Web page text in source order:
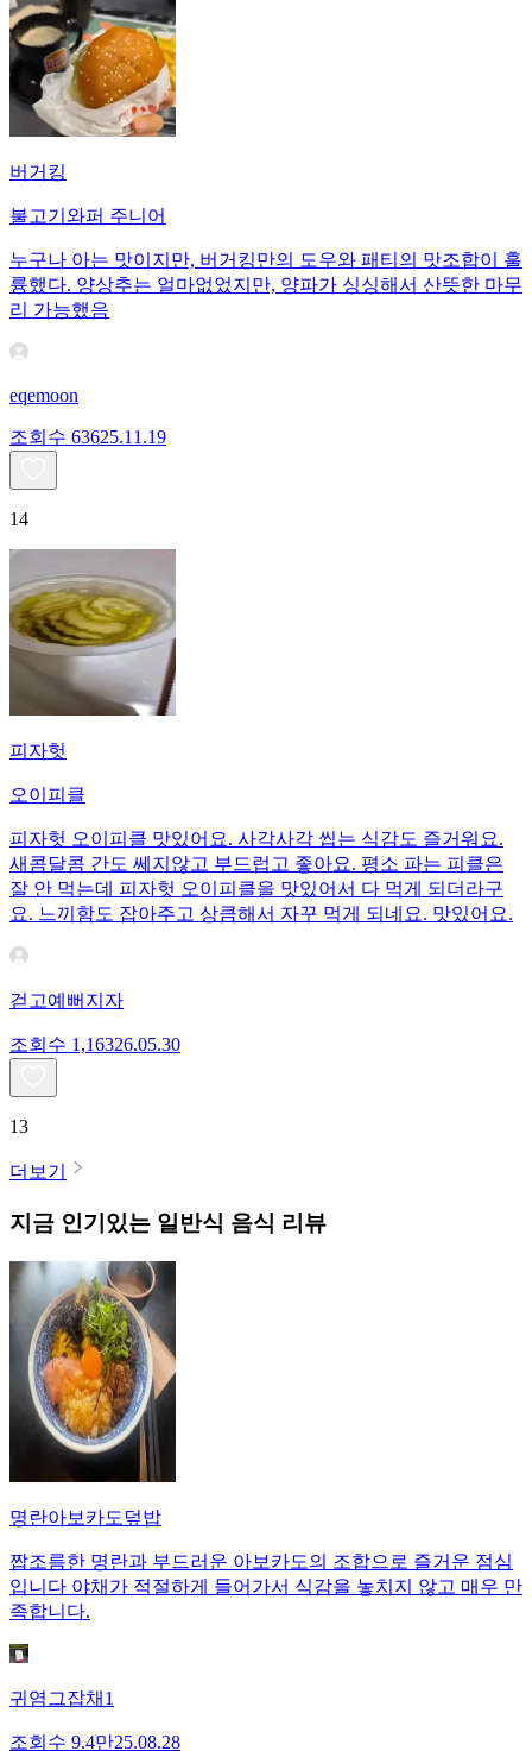
버거킹
불고기와퍼 주니어
누구나 아는 맛이지만, 버거킹만의 도우와 패티의 맛조합이 훌
륭했다. 양상추는 얼마없었지만, 양파가 싱싱해서 산뜻한 마무
리 가능했음
eqemoon
조회수 63625.11.19
14
피자헛
오이피클
피자헛 오이피클 맛있어요. 사각사각 씹는 식감도 즐거워요.
새콤달콤 간도 쎄지않고 부드럽고 좋아요. 평소 파는 피클은
잘 안 먹는데 피자헛 오이피클을 맛있어서 다 먹게 되더라구
요. 느끼함도 잡아주고 상큼해서 자꾸 먹게 되네요. 맛있어요.
걷고예뻐지자
조회수 1,16326.05.30
13
더보기
지금 인기있는 일반식 음식 리뷰
명란아보카도덮밥
짭조름한 명란과 부드러운 아보카도의 조합으로 즐거운 점심
입니다 야채가 적절하게 들어가서 식감을 놓치지 않고 매우 만
족합니다.
귀염그잡채1
조회수 9.4만25.08.28